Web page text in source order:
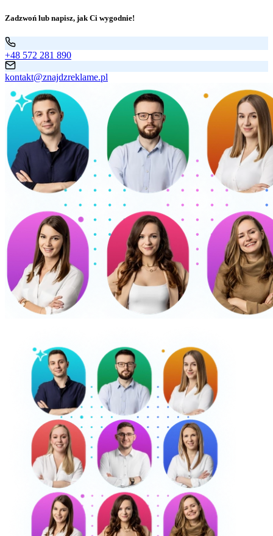
Zadzwoń lub napisz, jak Ci wygodnie!
+48 572 281 890
kontakt@znajdzreklame.pl